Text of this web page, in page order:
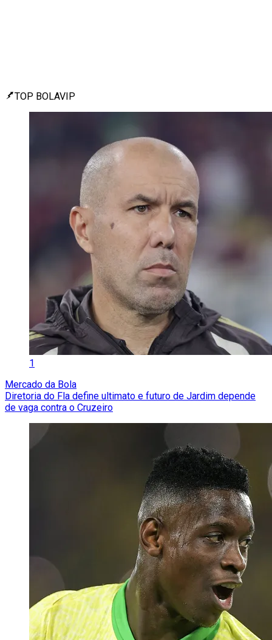
TOP BOLAVIP
1
Mercado da Bola
Diretoria do Fla define ultimato e futuro de Jardim depende
de vaga contra o Cruzeiro